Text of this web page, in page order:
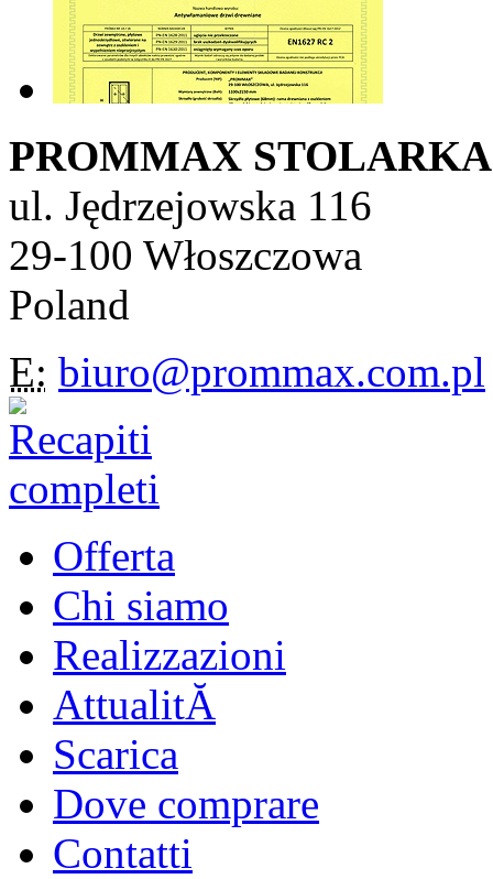
PROMMAX STOLARKA
ul. Jędrzejowska 116
29-100 Włoszczowa
Poland
E: biuro@prommax.com.pl
Offerta
Chi siamo
Realizzazioni
AttualitĂ
Scarica
Dove comprare
Contatti